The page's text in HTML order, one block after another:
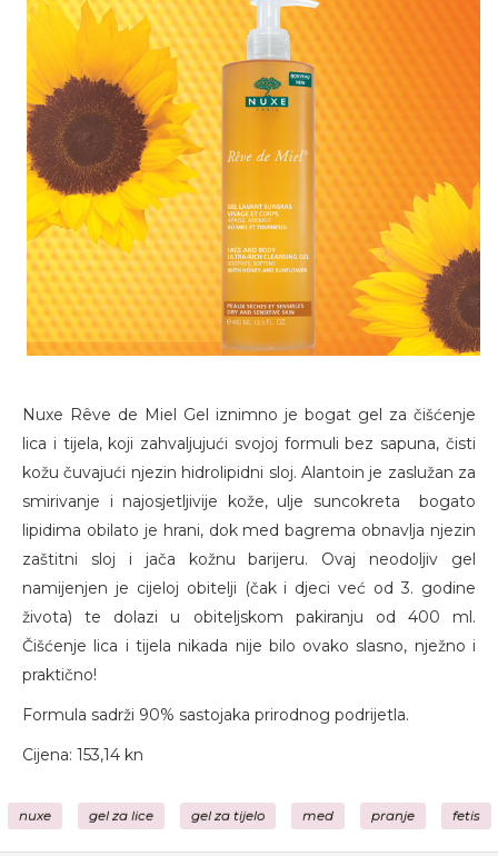
Nuxe Rêve de Miel Gel iznimno je bogat gel za čišćenje
lica i tijela, koji zahvaljujući svojoj formuli bez sapuna, čisti
kožu čuvajući njezin hidrolipidni sloj. Alantoin je zaslužan za
smirivanje i najosjetljivije kože, ulje suncokreta bogato
lipidima obilato je hrani, dok med bagrema obnavlja njezin
zaštitni sloj i jača kožnu barijeru. Ovaj neodoljiv gel
namijenjen je cijeloj obitelji (čak i djeci već od 3. godine
života) te dolazi u obiteljskom pakiranju od 400 ml.
Čišćenje lica i tijela nikada nije bilo ovako slasno, nježno i
praktično!
Formula sadrži 90% sastojaka prirodnog podrijetla.
Cijena: 153,14 kn
nuxe gel za lice gel za tijelo med pranje fetis